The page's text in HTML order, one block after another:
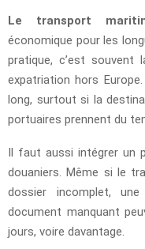
Le transport
économique pour les
pratique, c’est souvent
expatriation hors
long, surtout si la
portuaires prennent du
Il faut aussi intégrer un
douaniers. Même si le
dossier incomplet,
document manquant
jours, voire davantage.